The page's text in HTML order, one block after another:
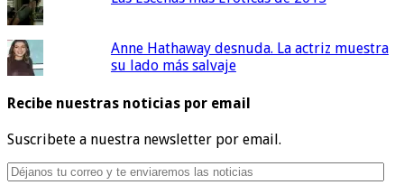
Anne Hathaway desnuda. La actriz muestra
su lado más salvaje
Recibe nuestras noticias por email
Suscribete a nuestra newsletter por email.
Déjanos